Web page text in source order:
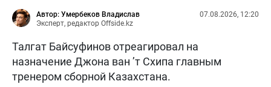
Автор: Умербеков Владислав
Эксперт, редактор Offside.kz
07.08.2026, 12:20
Талгат Байсуфинов отреагировал на
назначение Джона ван ’т Схипа главным
тренером сборной Казахстана.